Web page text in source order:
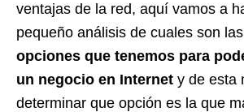
ventajas de la red, aquí vamos a
pequeño análisis de cuales son las
opciones que tenemos para
un negocio en Internet y de esta
determinar que opción es la que